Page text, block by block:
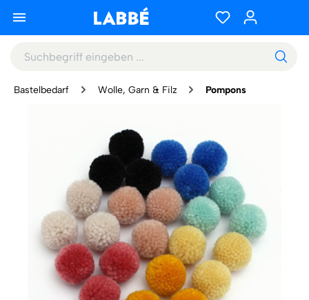
Bastelbedarf Wolle, Garn & Filz Pompons